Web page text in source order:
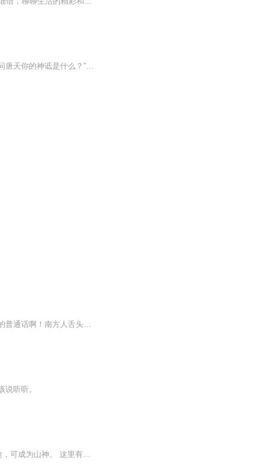
唐天的成神之路看他如何走上成神之路一代锤子一代王代代锤子锤教皇或二更每月一更有人问唐天你的神诋是什么？”唐天答：”不知道那人问：“怎么会不知道？”唐天答：“因为太多了！”停更(永别了)妈呀我小时候在干嘛。。。吐了。。唐如人
我儿子听到一半没有了，为娘的没法，自己给他录吧！非专业人士，不要太犀利的批评本人的普通话啊！南方人舌头比较不听话。不过我儿子在旁边帮我抓我的普通话，用他二年级的水平。作为孩子的表率，必须把舌头烫直了。加油加油＾０＾~建议1.5倍收听更流利点....
听听。
这是一个以神途为主的世界，所有人都有希望成神。 走雷神神途，可成为雷神。 走山神神途，可成为山神。 这里有风神、水神、河神、生育之神、大地之神、阴谋之神等等等等。 无数的神灵争霸世界。 不同的神途，走法不同。 成为神灵之后，可开辟神国。 黎苍来...